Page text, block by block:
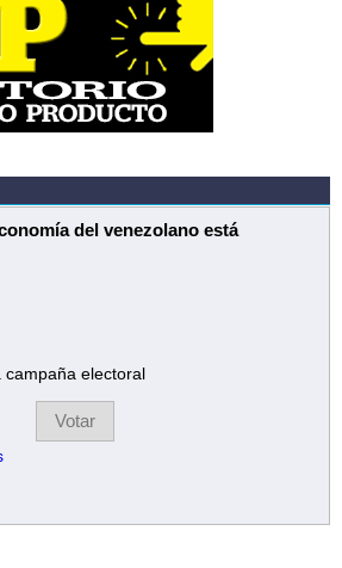
del venezolano está
campaña electoral